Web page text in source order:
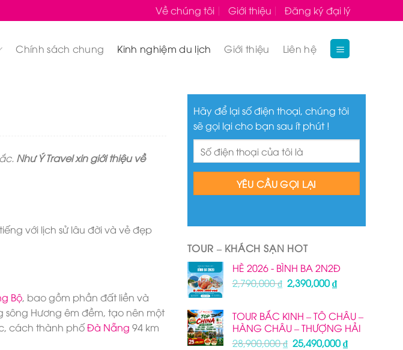
Về chúng tôi Giới thiệu Đăng ký đại lý
Chính sách chung Kinh nghiệm du lịch Giới thiệu Liên hệ
Như Ý Travel xin giới thiệu về
với lịch sử lâu đời và vẻ đẹp
Bộ, bao gồm phần đất liền và
Hương êm đềm, tạo nên một
cách thành phốĐà Nẵng 94 km
Hãy để lại số điện thoại, chúng tôi
sẽ gọi lại cho bạn sau ít phút !
TOUR – KHÁCH SẠN HOT
HÈ 2026 - BÌNH BA 2N2Đ
2,790,000₫ Giá
2,790,000 ₫.
2,390,000₫Giá
là:
2,390,000 ₫.
TOUR BẮC KINH – TÔ CHÂU –
HÀNG CHÂU – THƯỢNG HẢI
28,900,000₫ Giá
25,490,000₫Giá